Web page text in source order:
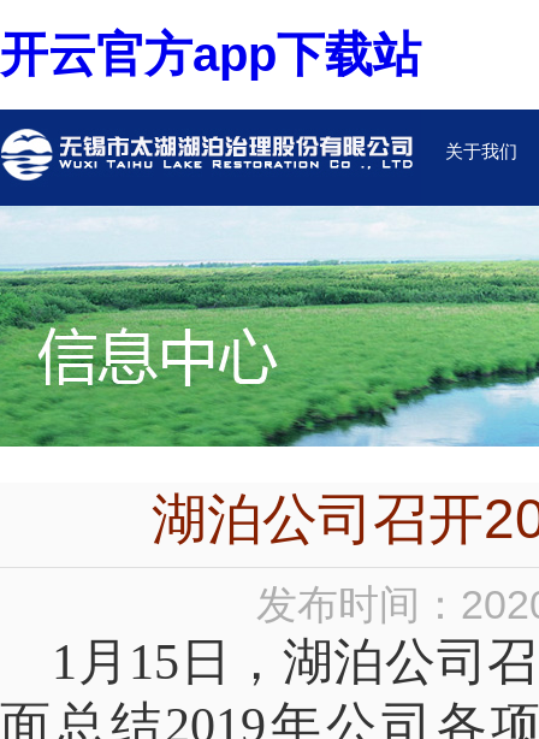
开云官方app下载站
关于我们
湖泊公司召开
发布时间：
1 月15日，湖泊公司
面总结2019年公司各